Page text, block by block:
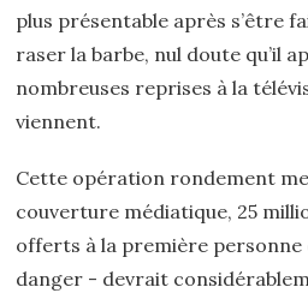
plus présentable après s’être
raser la barbe, nul doute qu’il
nombreuses reprises à la
viennent.
Cette opération rondement
couverture médiatique, 25
offerts à la première personne
danger - devrait